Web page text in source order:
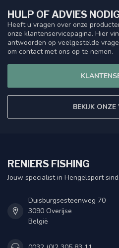
HULP OF ADVIES
Heeft u vragen over onze
onze klantenservicepagina. Hier
antwoorden op veelgestelde
om contact met ons op te nemen.
BEKIJK
RENIERS FISHING
Jouw specialist in Hengelsport
Duisburgsesteenweg 70
3090 Overijse
België